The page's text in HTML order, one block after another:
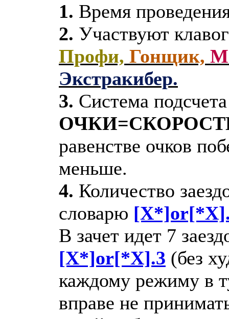
1. Время
2. Участвуют
Профи, Гонщик,
Экстракибер.
3. Система
равенстве очков
меньше.
4. Количество
словарю
В зачет идет 7
[X*]or[*X].3 (без
каждому режиму в
вправе не